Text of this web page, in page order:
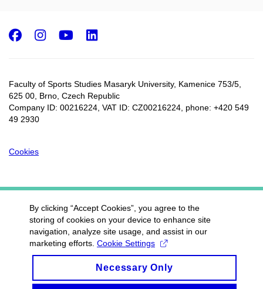
Faculty of Sports Studies Masaryk University, Kamenice 753/5​,
625 00, Brno, Czech Republic
Company ID: 00216224, VAT ID: CZ00216224, phone: +420 549
49 2930
Cookies
Facebook
Instagram
Youtube
By clicking “Accept Cookies”, you agree to the
storing of cookies on your device to enhance site
navigation, analyze site usage, and assist in our
marketing efforts. Cookie Settings
Necessary Only